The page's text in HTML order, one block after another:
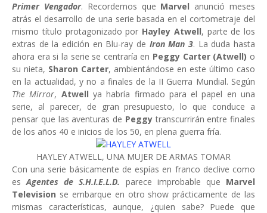
Primer Vengador. Recordemos que Marvel anunció meses
atrás el desarrollo de una serie basada en el cortometraje del
mismo título protagonizado por Hayley Atwell, parte de los
extras de la edición en Blu-ray de Iron Man 3. La duda hasta
ahora era si la serie se centraría en Peggy Carter (Atwell) o
su nieta, Sharon Carter, ambientándose en este último caso
en la actualidad, y no a finales de la II Guerra Mundial. Según
The Mirror, Atwell ya habría firmado para el papel en una
serie, al parecer, de gran presupuesto, lo que conduce a
pensar que las aventuras de Peggytranscurrirán entre finales
de los años 40 e inicios de los 50, en plena guerra fría.
HAYLEY ATWELL, UNA MUJER DE ARMAS TOMAR
Con una serie básicamente de espías en franco declive como
esAgentes de S.H.I.E.L.D. parece improbable que Marvel
Television se embarque en otro show prácticamente de las
mismas características, aunque, ¿quien sabe? Puede que